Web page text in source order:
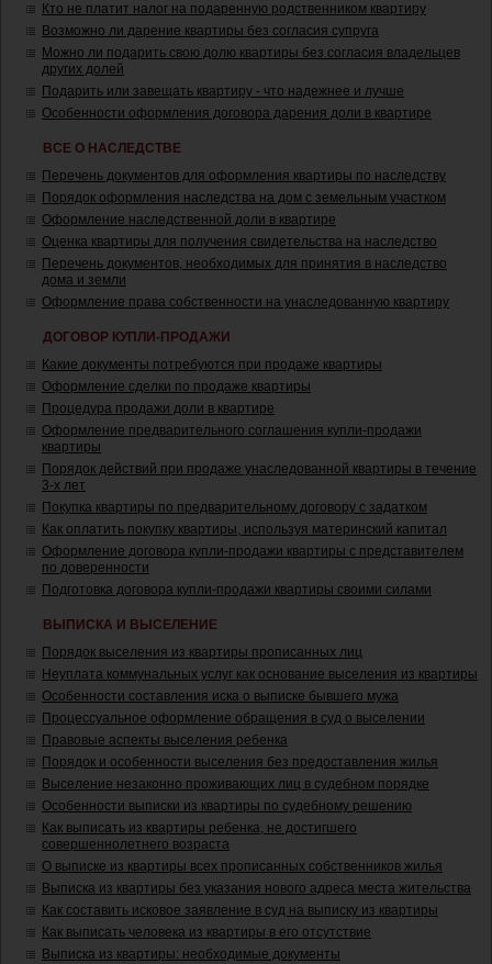
Кто не платит налог на подаренную родственником квартиру
Возможно ли дарение квартиры без согласия супруга
Можно ли подарить свою долю квартиры без согласия владельцев
других долей
Подарить или завещать квартиру - что надежнее и лучше
Особенности оформления договора дарения доли в квартире
ВСЕ О НАСЛЕДСТВЕ
Перечень документов для оформления квартиры по наследству
Порядок оформления наследства на дом с земельным участком
Оформление наследственной доли в квартире
Оценка квартиры для получения свидетельства на наследство
Перечень документов, необходимых для принятия в наследство
дома и земли
Оформление права собственности на унаследованную квартиру
ДОГОВОР КУПЛИ-ПРОДАЖИ
Какие документы потребуются при продаже квартиры
Оформление сделки по продаже квартиры
Процедура продажи доли в квартире
Оформление предварительного соглашения купли-продажи
квартиры
Порядок действий при продаже унаследованной квартиры в течение
3-х лет
Покупка квартиры по предварительному договору с задатком
Как оплатить покупку квартиры, используя материнский капитал
Оформление договора купли-продажи квартиры с представителем
по доверенности
Подготовка договора купли-продажи квартиры своими силами
ВЫПИСКА И ВЫСЕЛЕНИЕ
Порядок выселения из квартиры прописанных лиц
Неуплата коммунальных услуг как основание выселения из квартиры
Особенности составления иска о выписке бывшего мужа
Процессуальное оформление обращения в суд о выселении
Правовые аспекты выселения ребенка
Порядок и особенности выселения без предоставления жилья
Выселение незаконно проживающих лиц в судебном порядке
Особенности выписки из квартиры по судебному решению
Как выписать из квартиры ребенка, не достигшего
совершеннолетнего возраста
О выписке из квартиры всех прописанных собственников жилья
Выписка из квартиры без указания нового адреса места жительства
Как составить исковое заявление в суд на выписку из квартиры
Как выписать человека из квартиры в его отсутствие
Выписка из квартиры: необходимые документы